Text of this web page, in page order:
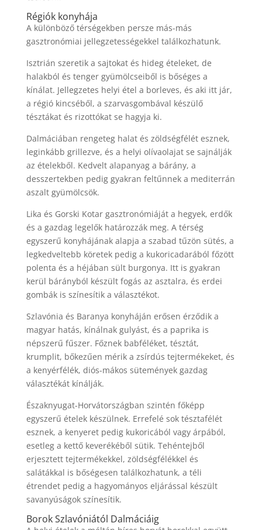
Régiók konyhája
A különböző térségekben persze más-más
gasztronómiai jellegzetességekkel találkozhatunk.
Isztrián szeretik a sajtokat és hideg ételeket, de
halakból és tenger gyümölcseiből is bőséges a
kínálat. Jellegzetes helyi étel a borleves, és aki itt jár,
a régió kincséből, a szarvasgombával készülő
tésztákat és rizottókat se hagyja ki.
Dalmáciában rengeteg halat és zöldségfélét esznek,
leginkább grillezve, és a helyi olívaolajat se sajnálják
az ételekből. Kedvelt alapanyag a bárány, a
desszertekben pedig gyakran feltűnnek a mediterrán
aszalt gyümölcsök.
Lika és Gorski Kotar gasztronómiáját a hegyek, erdők
és a gazdag legelők határozzák meg. A térség
egyszerű konyhájának alapja a szabad tűzön sütés, a
legkedveltebb köretek pedig a kukoricadarából főzött
polenta és a héjában sült burgonya. Itt is gyakran
kerül bárányból készült fogás az asztalra, és erdei
gombák is színesítik a választékot.
Szlavónia és Baranya konyháján erősen érződik a
magyar hatás, kínálnak gulyást, és a paprika is
népszerű fűszer. Főznek babféléket, tésztát,
krumplit, bőkezűen mérik a zsírdús tejtermékeket, és
a kenyérfélék, diós-mákos sütemények gazdag
választékát kínálják.
Északnyugat-Horvátországban szintén főképp
egyszerű ételek készülnek. Errefelé sok tésztafélét
esznek, a kenyeret pedig kukoricából vagy árpából,
esetleg a kettő keverékéből sütik. Tehéntejből
erjesztett tejtermékekkel, zöldségfélékkel és
salátákkal is bőségesen találkozhatunk, a téli
étrendet pedig a hagyományos eljárással készült
savanyúságok színesítik.
Borok Szlavóniától Dalmáciáig